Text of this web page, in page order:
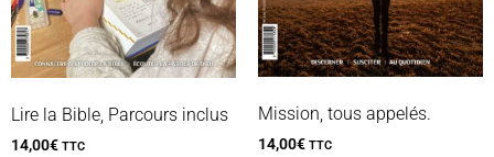
Lire la Bible, Parcours inclus
14,00€ TTC
Mission, tous appelés.
14,00€ TTC